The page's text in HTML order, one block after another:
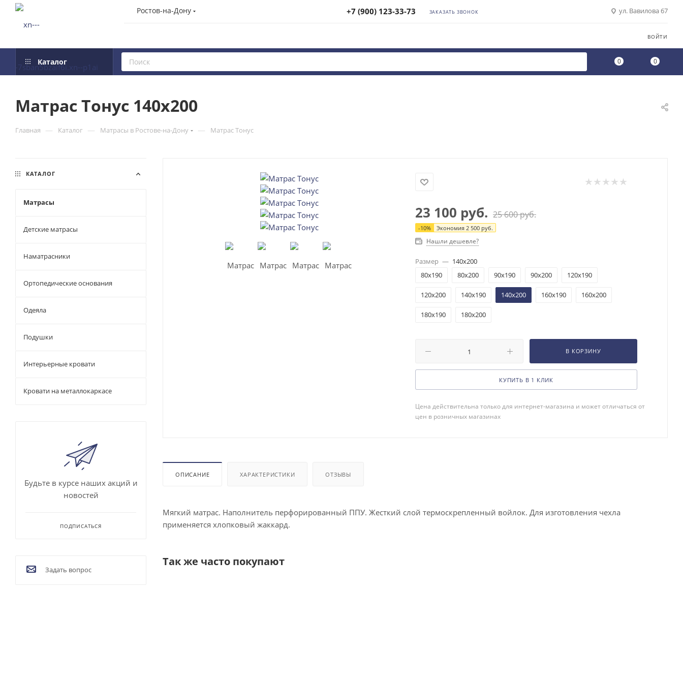
Ростов-на-Дону +7 (900) 123-33-73 ЗАКАЗАТЬ ЗВОНОК ул. Вавилова 67
ВОЙТИ
Каталог 0 0
Матрас Тонус 140x200
Главная — Каталог — Матрасы в Ростове-на-Дону — Матрас Тонус
23 100 руб. 25 600руб.
-10% Экономия 2 500 руб.
Нашли дешевле?
Размер — 140x200
80x190
80x200 90x190 90x200 120x190
120x200 140x190 140x200 160x190 160x200
180x190 180x200
В КОРЗИНУ
КУПИТЬ В 1 КЛИК
Цена действительна только для интернет-магазина и может отличаться от
цен в розничных магазинах
ОПИСАНИЕ ХАРАКТЕРИСТИКИ ОТЗЫВЫ
Мягкий матрас. Наполнитель перфорированный ППУ. Жесткий слой термоскрепленный войлок. Для изготовления чехла
применяется хлопковый жаккард.
Так же часто покупают
КАТАЛОГ
Матрасы
Детские матрасы
Наматрасники
Ортопедические основания
Одеяла
Подушки
Интерьерные кровати
Кровати на металлокаркасе
Будьте в курсе наших акций и
новостей
ПОДПИСАТЬСЯ
Задать вопрос